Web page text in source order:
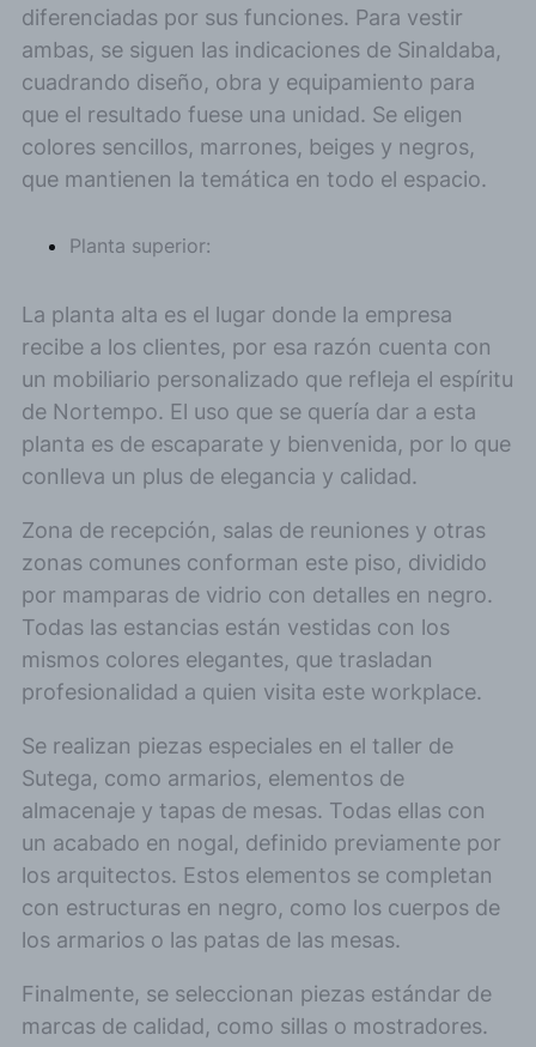
diferenciadas por sus funciones. Para vestir
ambas, se siguen las indicaciones de Sinaldaba,
cuadrando diseño, obra y equipamiento para
que el resultado fuese una unidad. Se eligen
colores sencillos, marrones, beiges y negros,
que mantienen la temática en todo el espacio.
Planta superior:
La planta alta es el lugar donde la empresa
recibe a los clientes, por esa razón cuenta con
un mobiliario personalizado que refleja el espíritu
de Nortempo. El uso que se quería dar a esta
planta es de escaparate y bienvenida, por lo que
conlleva un plus de elegancia y calidad.
Zona de recepción, salas de reuniones y otras
zonas comunes conforman este piso, dividido
por mamparas de vidrio con detalles en negro.
Todas las estancias están vestidas con los
mismos colores elegantes, que trasladan
profesionalidad a quien visita este workplace.
Se realizan piezas especiales en el taller de
Sutega, como armarios, elementos de
almacenaje y tapas de mesas. Todas ellas con
un acabado en nogal, definido previamente por
los arquitectos. Estos elementos se completan
con estructuras en negro, como los cuerpos de
los armarios o las patas de las mesas.
Finalmente, se seleccionan piezas estándar de
marcas de calidad, como sillas o mostradores.